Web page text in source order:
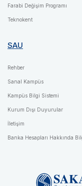
Farabi Değişim Programı
Teknokent
SAU
Rehber
Sanal Kampüs
Kampüs Bilgi Sistemi
Kurum Dışı Duyurular
İletişim
Banka Hesapları Hakkında